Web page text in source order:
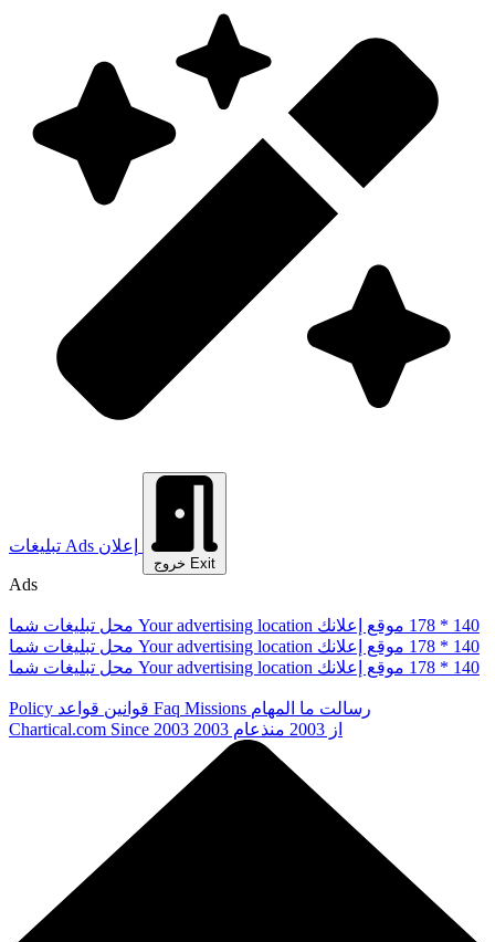
تبلیغات Ads
خروج Exit
Ads
محل تبلیغات شما Your advertising location موقع إعلانك 178 * 140
محل تبلیغات شما Your advertising location موقع إعلانك 178 * 140
محل تبلیغات شما Your advertising location موقع إعلانك 178 * 140
Policy قوانین قواعد Faq Missions رسالت ما المهام
Chartical.com Since 2003 از 2003 منذعام 2003